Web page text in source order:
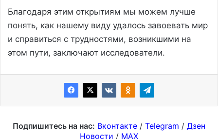
Благодаря этим открытиям мы можем лучше
понять, как нашему виду удалось завоевать мир
и справиться с трудностями, возникшими на
этом пути, заключают исследователи.
Подпишитесь на нас: Вконтакте / Telegram / Дзен
Новости / MAX